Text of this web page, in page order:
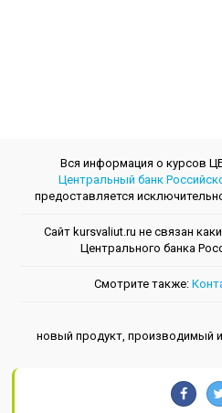
Вся информация о курсов
Центральный банк
предоставляется
Сайт kursvaliut.ru не связан
Центрального банкa
Смотрите также:
новый продукт, производимый